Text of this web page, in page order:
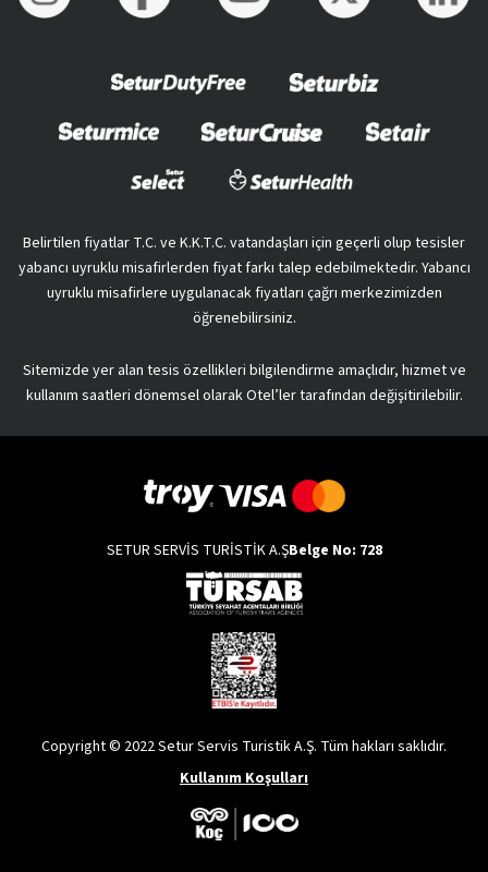
Belirtilen fiyatlar T.C. ve K.K.T.C. vatandaşları için geçerli olup tesisler
yabancı uyruklu misafirlerden fiyat farkı talep edebilmektedir. Yabancı
uyruklu misafirlere uygulanacak fiyatları çağrı merkezimizden
öğrenebilirsiniz.
Sitemizde yer alan tesis özellikleri bilgilendirme amaçlıdır, hizmet ve
kullanım saatleri dönemsel olarak Otel’ler tarafından değişitirilebilir.
SETUR SERVİS TURİSTİK A.ŞBelge No: 728
Copyright © 2022 Setur Servis Turistik A.Ş. Tüm hakları saklıdır.
Kullanım Koşulları